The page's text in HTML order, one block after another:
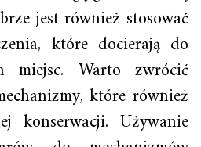
jest również stosować
które docierają do
miejsc. Warto zwrócić
które również
konserwacji. Używanie